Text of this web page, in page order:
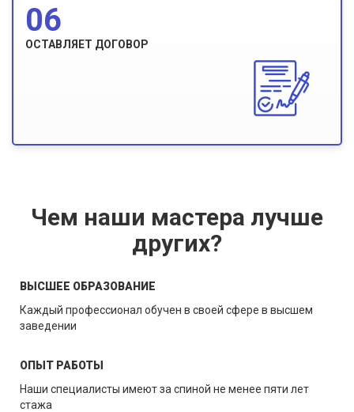
06
ОСТАВЛЯЕТ ДОГОВОР
Чем наши мастера лучше
других?
ВЫСШЕЕ ОБРАЗОВАНИЕ
Каждый профессионал обучен в своей сфере в высшем
заведении
ОПЫТ РАБОТЫ
Наши специалисты имеют за спиной не менее пяти лет
стажа